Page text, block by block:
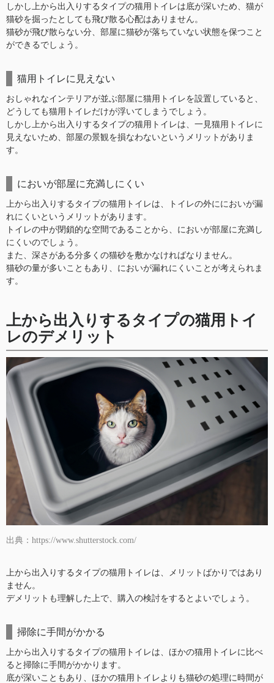
しかし上から出入りするタイプの猫用トイレは底が深いため、猫が
猫砂を掘ったとしても飛び散る心配はありません。
猫砂が飛び散らない分、部屋に猫砂が落ちていない状態を保つこと
ができるでしょう。
猫用トイレに見えない
おしゃれなインテリアが並ぶ部屋に猫用トイレを設置していると、
どうしても猫用トイレだけが浮いてしまうでしょう。
しかし上から出入りするタイプの猫用トイレは、一見猫用トイレに
見えないため、部屋の景観を損なわないというメリットがありま
す。
においが部屋に充満しにくい
上から出入りするタイプの猫用トイレは、トイレの外ににおいが漏
れにくいというメリットがあります。
トイレの中が閉鎖的な空間であることから、においが部屋に充満し
にくいのでしょう。
また、深さがある分多くの猫砂を敷かなければなりません。
猫砂の量が多いこともあり、においが漏れにくいことが考えられま
す。
上から出入りするタイプの猫用トイ
レのデメリット
出典：https://www.shutterstock.com/
上から出入りするタイプの猫用トイレは、メリットばかりではあり
ません。
デメリットも理解した上で、購入の検討をするとよいでしょう。
掃除に手間がかかる
上から出入りするタイプの猫用トイレは、ほかの猫用トイレに比べ
ると掃除に手間がかかります。
底が深いこともあり、ほかの猫用トイレよりも猫砂の処理に時間が